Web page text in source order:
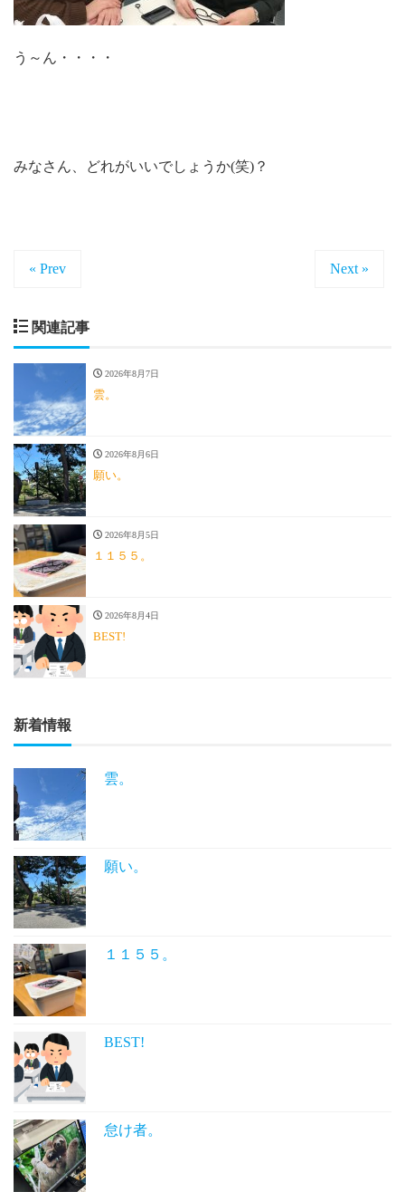
う～ん・・・・
みなさん、どれがいいでしょうか(笑)？
« Prev Next »
関連記事
2026年8月7日
雲。
2026年8月6日
願い。
2026年8月5日
１１５５。
2026年8月4日
BEST!
新着情報
雲。
願い。
１１５５。
BEST!
怠け者。